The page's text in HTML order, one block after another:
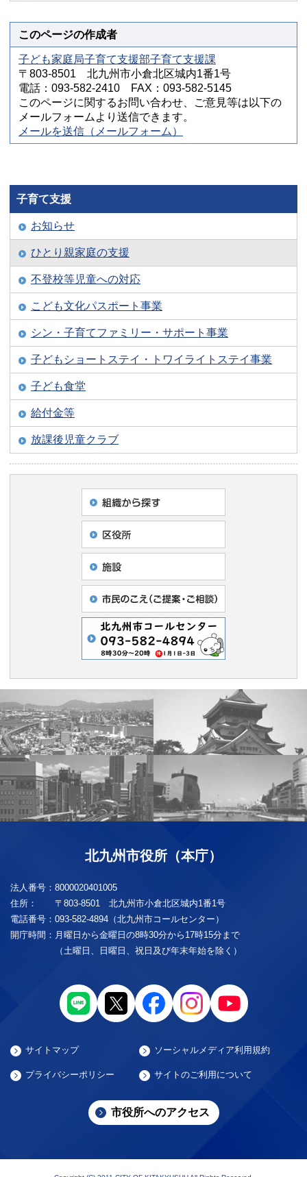
このページの作成者
子ども家庭局子育て支援部子育て支援課
〒803-8501 北九州市小倉北区城内1番1号
電話：093-582-2410 FAX：093-582-5145
このページに関するお問い合わせ、ご意見等は以下の
メールフォームより送信できます。
メールを送信（メールフォーム）
子育て支援
お知らせ
ひとり親家庭の支援
不登校等児童への対応
こども文化パスポート事業
シン・子育てファミリー・サポート事業
子どもショートステイ・トワイライトステイ事業
子ども食堂
給付金等
放課後児童クラブ
北九州市役所（本庁）
法人番号： 8000020401005
住所：
〒803-8501 北九州市小倉北区城内1番1号
電話番号： 093-582-4894（北九州市コールセンター）
開庁時間： 月曜日から金曜日の8時30分から17時15分まで
（土曜日、日曜日、祝日及び年末年始を除く）
サイトマップ ソーシャルメディア利用規約
プライバシーポリシー サイトのご利用について
市役所へのアクセス